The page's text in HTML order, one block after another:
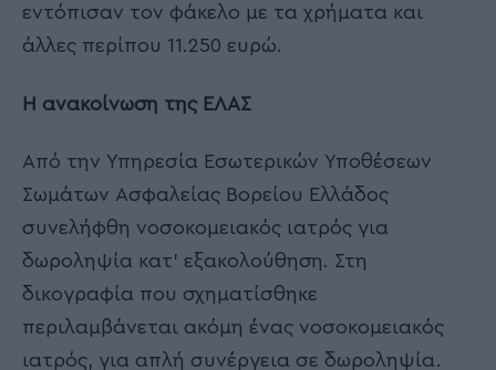
εντόπισαν τον φάκελο με τα χρήματα και
άλλες περίπου 11.250 ευρώ.
Η ανακοίνωση της ΕΛΑΣ
Από την Υπηρεσία Εσωτερικών Υποθέσεων
Σωμάτων Ασφαλείας Βορείου Ελλάδος
συνελήφθη νοσοκομειακός ιατρός για
δωροληψία κατ’ εξακολούθηση. Στη
δικογραφία που σχηματίσθηκε
περιλαμβάνεται ακόμη ένας νοσοκομειακός
ιατρός, για απλή συνέργεια σε δωροληψία.